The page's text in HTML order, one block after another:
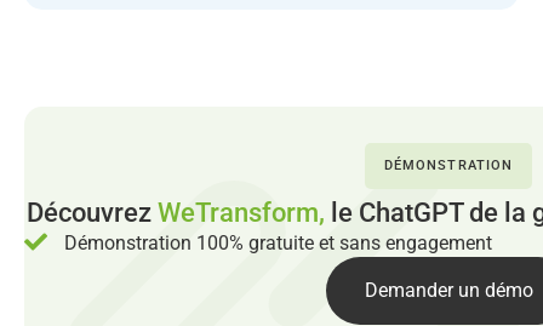
DÉMONSTRATION
Découvrez WeTransform, le ChatGPT de
Démonstration 100% gratuite et sans engagement
Demander un démo